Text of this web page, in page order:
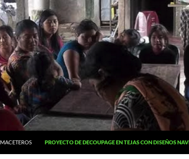
MACETEROS PROYECTO DE DECOUPAGE EN TEJAS CON DISEÑOS